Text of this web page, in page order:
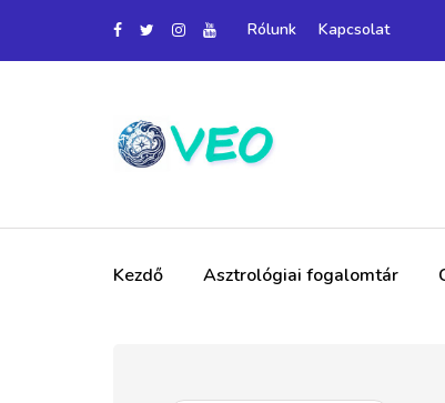
Rólunk Kapcsolat
Kezdő Asztrológiai fogalomtár